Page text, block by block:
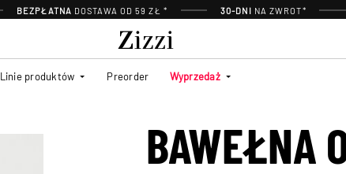
BEZPŁATNA DOSTAWA OD 59 ZŁ * 30-DNI NA ZWROT*
Linie produktów Preorder Wyprzedaż
BAWEŁNA